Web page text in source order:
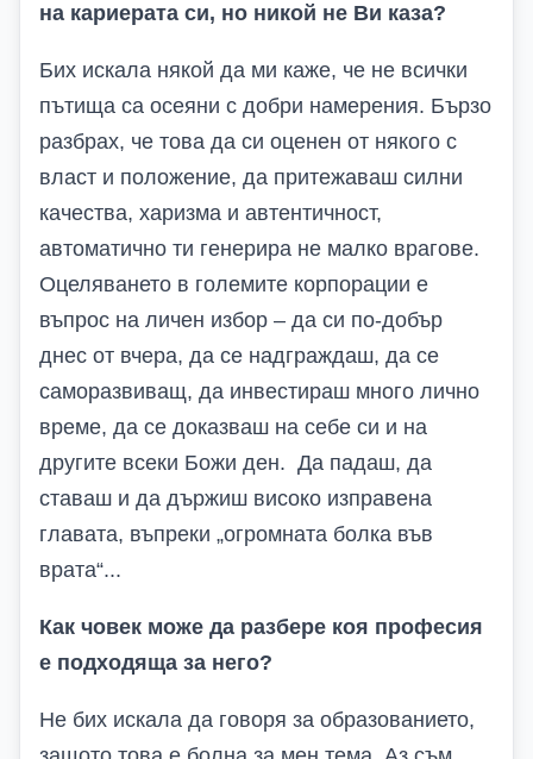
на кариерата си, но никой не Ви каза?
Бих искала някой да ми каже, че не всички
пътища са осеяни с добри намерения. Бързо
разбрах, че това да си оценен от някого с
власт и положение, да притежаваш силни
качества, харизма и автентичност,
автоматично ти генерира не малко врагове.
Оцеляването в големите корпорации е
въпрос на личен избор – да си по-добър
днес от вчера, да се надграждаш, да се
саморазвиващ, да инвестираш много лично
време, да се доказваш на себе си и на
другите всеки Божи ден. Да падаш, да
ставаш и да държиш високо изправена
главата, въпреки „огромната болка във
врата“...
Как човек може да разбере коя професия
е подходяща за него?
Не бих искала да говоря за образованието,